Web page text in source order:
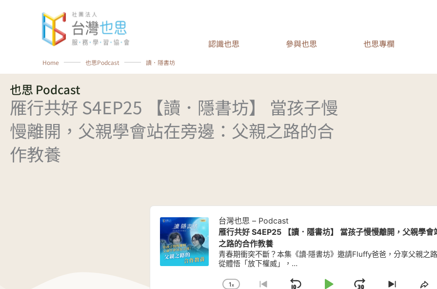
容
認識也思 參與也思 也思專欄
Home ⸻ 也思Podcast ⸻ 讀．隱書坊
也思 Podcast
雁行共好 S4EP25 【讀．隱書坊】 當孩子慢
慢離開，父親學會站在旁邊：父親之路的合
作教養
Audio
Player
台灣也思 – Podcast
雁行共好 S4EP25 【讀．隱書坊】 當孩子慢慢離開，父親學會
之路的合作教養
青春期衝突不斷？本集《讀·隱書坊》邀請Fluffy爸爸，分享父親之
從體悟「放下權威」，…
1X